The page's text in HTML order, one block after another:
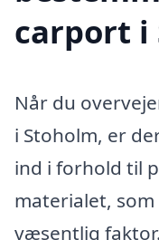
carport i
Når du
i Stoholm, er
ind i forhold til
materialet,
væsentlig